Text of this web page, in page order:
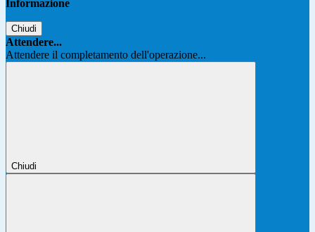
Informazione
Chiudi
Attendere...
Attendere il completamento dell'operazione...
Chiudi